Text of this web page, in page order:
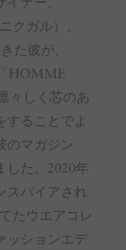
ナー、
クガル）。
た彼が、
HOMME
々しく芯のあ
することでよ
のマガジン
した。2020年
スパイアされ
たウエアコレ
ッションエデ